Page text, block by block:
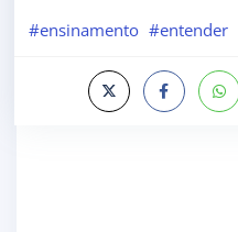
#ensinamento #entender